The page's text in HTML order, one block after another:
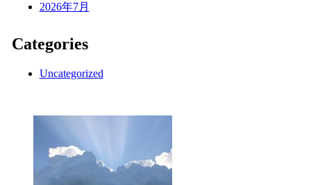
2026年7月
Categories
Uncategorized